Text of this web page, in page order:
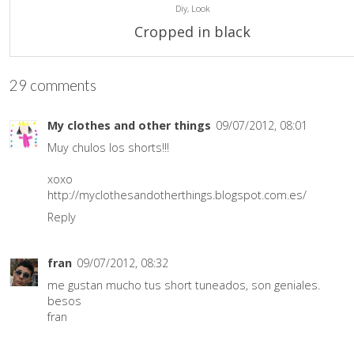
Diy, Look
Cropped in black
29 comments
My clothes and other things 09/07/2012, 08:01
Muy chulos los shorts!!!
xoxo
http://myclothesandotherthings.blogspot.com.es/
Reply
fran 09/07/2012, 08:32
me gustan mucho tus short tuneados, son geniales.
besos
fran